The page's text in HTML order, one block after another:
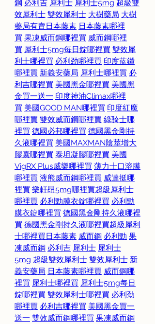
鋼 必利吉 犀利士 犀利士5mg 超級雙
效犀利士 雙效犀利士 大樹藥局 大樹
藥局有賣日本藤素 日本藤素哪裡
買 果凍威而鋼哪裡買 威而鋼哪裡
買 犀利士5mg每日錠哪裡買 雙效犀
利士哪裡買 必利劲哪裡買 印度蓝鑽
哪裡買 新義安藥局 犀利士哪裡買 必
利吉哪裡買 美國黑金哪裡買 美國黑
金買一送一 印度神油Climax哪裡
買 美國GOOD MAN哪裡買 印度紅魔
哪裡買 雙效威而鋼哪裡買 綠骑士哪
裡買 德國必邦哪裡買 德國黑金剛持
久液哪裡買 美國MAXMAN陰莖增大
膠囊哪裡買 泰坦凝膠哪裡買 美國
VigRX Plus威樂哪裡買 薄力士口溶膜
哪裡買 液熊威而鋼哪裡買 威達挺哪
裡買 樂軒昂5mg哪裡買超級犀利士
哪裡買 必利勁膜衣錠哪裡買 必利勁
膜衣錠哪裡買 德國黑金剛持久液哪裡
買 德國黑金剛持久液哪裡買超級犀利
士哪裡買日本藤素 威而鋼 必利勁 果
凍威而鋼 必利吉 犀利士 犀利士
5mg 超級雙效犀利士 雙效犀利士 新
義安藥局 日本藤素哪裡買 威而鋼哪
裡買 犀利士哪裡買 犀利士5mg每日
錠哪裡買 雙效犀利士哪裡買 必利劲
哪裡買 必利吉哪裡買 美國黑金買一
送一 雙效威而鋼哪裡買 果凍威而鋼